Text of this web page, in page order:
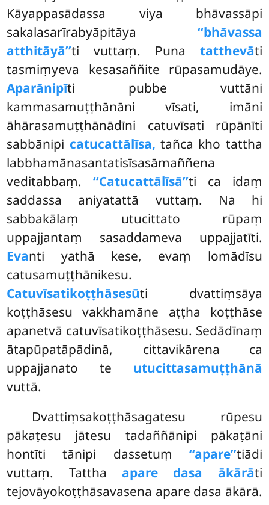
Kāyappasādassa viya bhāvassāpi
sakalasarīrabyāpitāya ‘‘bhāvassa
atthitāyā’’ti vuttaṃ. Puna tatthevāti
tasmiṃyeva kesasaññite rūpasamudāye.
Aparānipīti pubbe vuttāni
kammasamuṭṭhānāni vīsati, imāni
āhārasamuṭṭhānādīni catuvīsati rūpānīti
sabbānipi catucattālīsa, tañca kho tattha
labbhamānasantatisīsasāmaññena
veditabbaṃ.‘‘Catucattālīsā’’ti ca idaṃ
saddassa aniyatattā vuttaṃ. Na hi
sabbakālaṃ utucittato rūpaṃ
uppajjantaṃ sasaddameva uppajjatīti.
Evanti yathā kese, evaṃ lomādīsu
catusamuṭṭhānikesu.
Catuvīsatikoṭṭhāsesūti dvattiṃsāya
koṭṭhāsesu vakkhamāne aṭṭha koṭṭhāse
apanetvā catuvīsatikoṭṭhāsesu. Sedādīnaṃ
ātapūpatāpādinā, cittavikārena ca
uppajjanato te utucittasamuṭṭhānā
vuttā.
Dvattiṃsakoṭṭhāsagatesu rūpesu
pākaṭesu jātesu tadaññānipi pākaṭāni
hontīti tānipi dassetuṃ ‘‘apare’’tiādi
vuttaṃ. Tattha apare dasa ākārāti
tejovāyokoṭṭhāsavasena apare dasa ākārā.